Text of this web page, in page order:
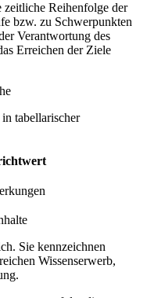
zeitliche Reihenfolge der
bzw. zu Schwerpunkten
Verantwortung des
Erreichen der Ziele
tabellarischer
Sie kennzeichnen
Wissenserwerb,